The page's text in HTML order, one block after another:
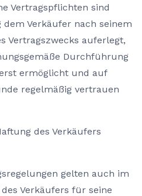
Vertragspflichten sind
Verkäufer nach seinem
Vertragszwecks auferlegt,
Durchführung
ermöglicht und auf
regelmäßig vertrauen
des Verkäufers
gelten auch im
Verkäufers für seine